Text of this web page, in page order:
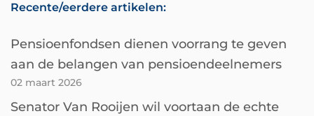
Recente/eerdere artikelen:
Pensioenfondsen dienen voorrang te geven
aan de belangen van pensioendeelnemers
02 maart 2026
Senator Van Rooijen wil voortaan de echte